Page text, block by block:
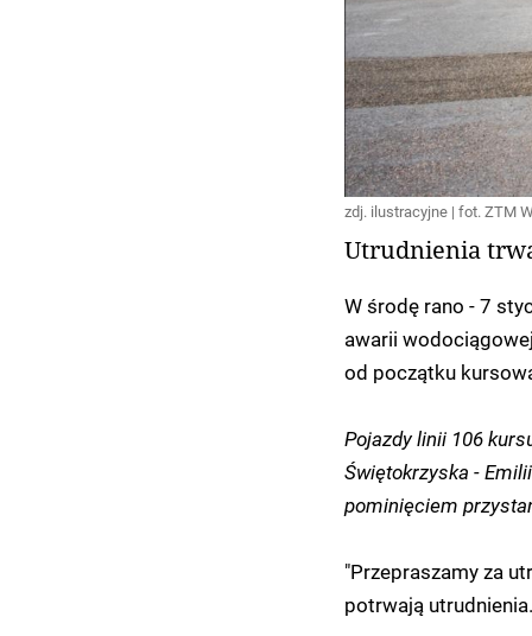
zdj. ilustracyjne | fot. ZTM
Utrudnienia
W środę rano - 7
awarii
od początku
Pojazdy linii 106
Świętokrzyska -
pominięciem
"Przepraszamy za
potrwają utrudnienia.